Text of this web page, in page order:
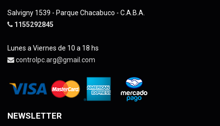
Salvigny 1539 - Parque Chacabuco - C.A.B.A.
1155292845
Lunes a Viernes de 10 a 18 hs
controlpc.arg@gmail.com
NEWSLETTER